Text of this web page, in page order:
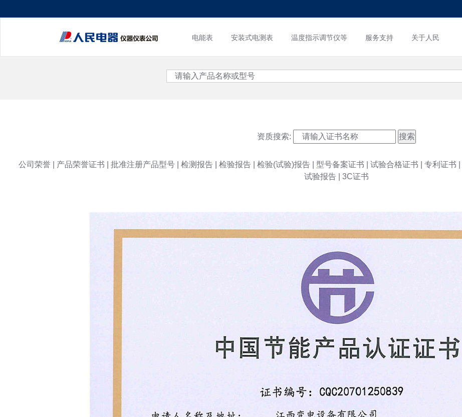
电能表 安装式电测表 温度指示调节仪等 服务支持 关于人民
资质搜索:
公司荣誉| 产品荣誉证书 批准注册产品型号| 检测报告| 检验报告| 检验(试验)报告| 型号备案证书 试验合格证书 专利证书
试验报告 |3C证书